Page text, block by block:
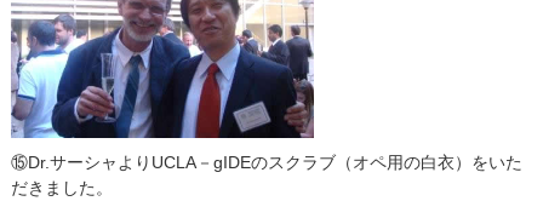
⑮Dr.サーシャよりUCLA－gIDEのスクラブ（オペ用の白衣）をいた
だきました。